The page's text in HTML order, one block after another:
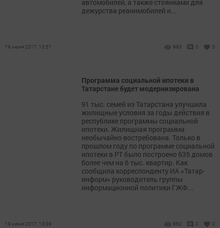
автомобилей, а также стоянками для
дежурства реанимобилей и...
19 июня 2017, 13:51 993 0 0
Программа социальной ипотеки в
Татарстане будет модернизирована
91 тыс. семей из Татарстана улучшила
жилищные условия за годы действия в
республике программы социальной
ипотеки. Жилищная программа
необычайно востребована. Только в
прошлом году по программе социальной
ипотеки в РТ было построено 635 домов
более чем на 6 тыс. квартир. Как
сообщила корреспонденту ИА «Татар-
информ» руководитель группы
информационной политики ГЖФ...
19 июня 2017, 13:39 862 0 0